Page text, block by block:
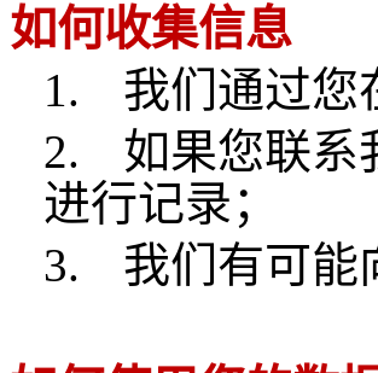
如何收集信息
1.
我们通过您
2.
如果您联系
进行记录；
3.
我们有可能